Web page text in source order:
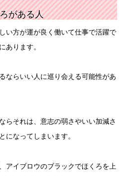
がある人
い方が運が良く働いて仕事で活躍で
あります。
ならいい人に巡り会える可能性があ
らそれは、意志の弱さやいい加減さ
になってしまいます。
アイブロウのブラックでほくろを上